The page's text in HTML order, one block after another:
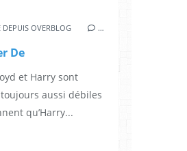
TURNER
DEPUIS OVERBLOG …
De
et Harry sont
aussi débiles
qu’Harry...